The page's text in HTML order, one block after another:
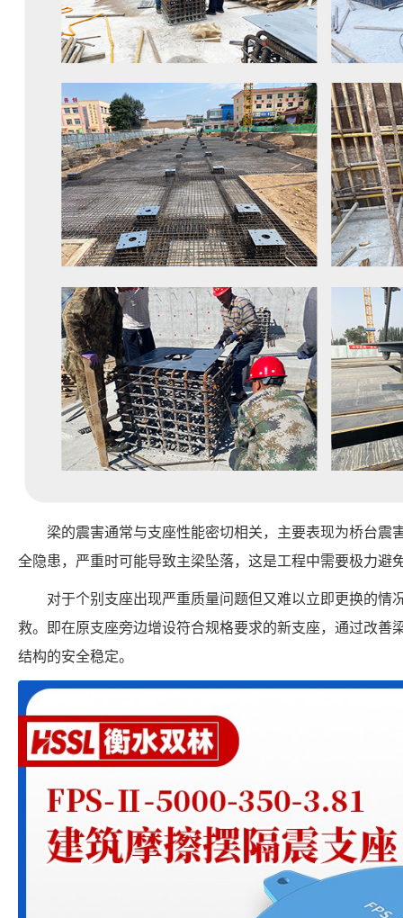
梁的震害通常与支座性能密切相关，主要表现为桥台震
全隐患，严重时可能导致主梁坠落，这是工程中需要极力避
对于个别支座出现严重质量问题但又难以立即更换的情
救。即在原支座旁边增设符合规格要求的新支座，通过改善
结构的安全稳定。